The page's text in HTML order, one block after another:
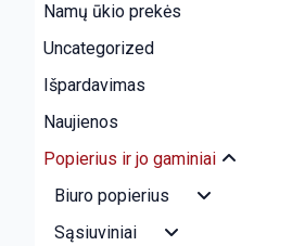
Namų ūkio prekės
Uncategorized
Išpardavimas
Naujienos
Popierius ir jo gaminiai
Biuro popierius
Sąsiuviniai